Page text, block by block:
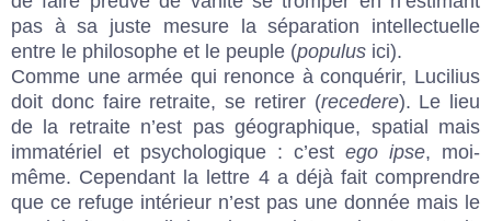
pas à sa juste mesure la séparation intellectuelle
entre le philosophe et le peuple (populus ici).
Comme une armée qui renonce à conquérir, Lucilius
doit donc faire retraite, se retirer (recedere). Le lieu
de la retraite n’est pas géographique, spatial mais
immatériel et psychologique : c’est ego ipse, moi-
même. Cependant la lettre 4 a déjà fait comprendre
que ce refuge intérieur n’est pas une donnée mais le